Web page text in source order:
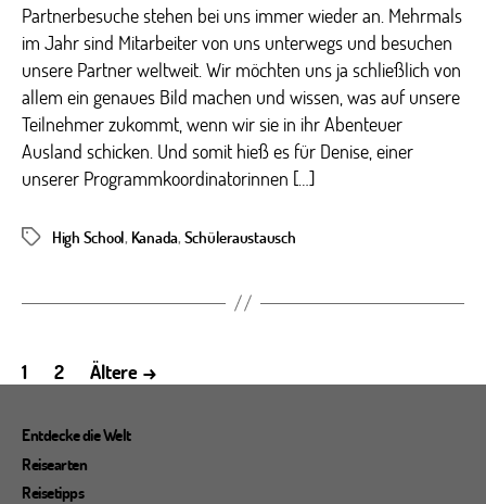
Partnerbesuche stehen bei uns immer wieder an. Mehrmals
im Jahr sind Mitarbeiter von uns unterwegs und besuchen
unsere Partner weltweit. Wir möchten uns ja schließlich von
allem ein genaues Bild machen und wissen, was auf unsere
Teilnehmer zukommt, wenn wir sie in ihr Abenteuer
Ausland schicken. Und somit hieß es für Denise, einer
unserer Programmkoordinatorinnen […]
Schlagwörter
High School, Kanada, Schüleraustausch
Seitennummerierung
Beiträge
1 2 Ältere →
Entdecke die Welt
Reisearten
Reisetipps